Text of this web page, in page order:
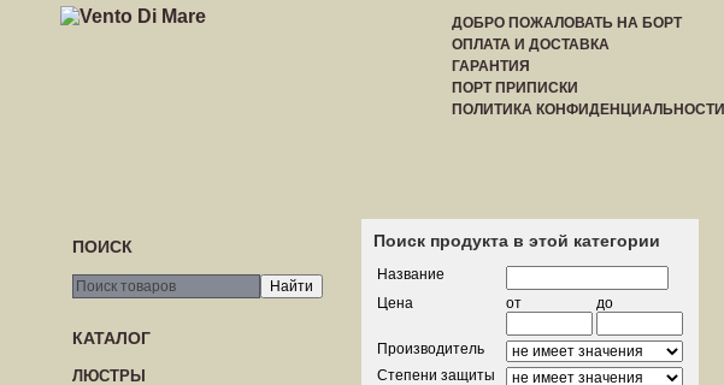
ДОБРО ПОЖАЛОВАТЬ НА БОРТ
ОПЛАТА И ДОСТАВКА
ГАРАНТИЯ
ПОРТ ПРИПИСКИ
ПОЛИТИКА КОНФИДЕНЦИАЛЬНОСТИ
ПОИСК
КАТАЛОГ
ЛЮСТРЫ
Поиск продукта в этой категории
Название
Цена
от до
Производитель
Степени защиты